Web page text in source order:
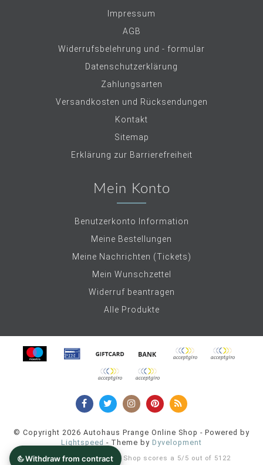
Impressum
AGB
Widerrufsbelehrung und - formular
Datenschutzerklärung
Zahlungsarten
Versandkosten und Rücksendungen
Kontakt
Sitemap
Erklärung zur Barrierefreiheit
Mein Konto
Benutzerkonto Information
Meine Bestellungen
Meine Nachrichten (Tickets)
Mein Wunschzettel
Widerruf beantragen
Alle Produkte
© Copyright 2026 Autohaus Prange Online Shop - Powered by
Lightspeed - Theme by Dyvelopment
Autohaus Prange Online Shop scores a 5/ 5 out of 5122